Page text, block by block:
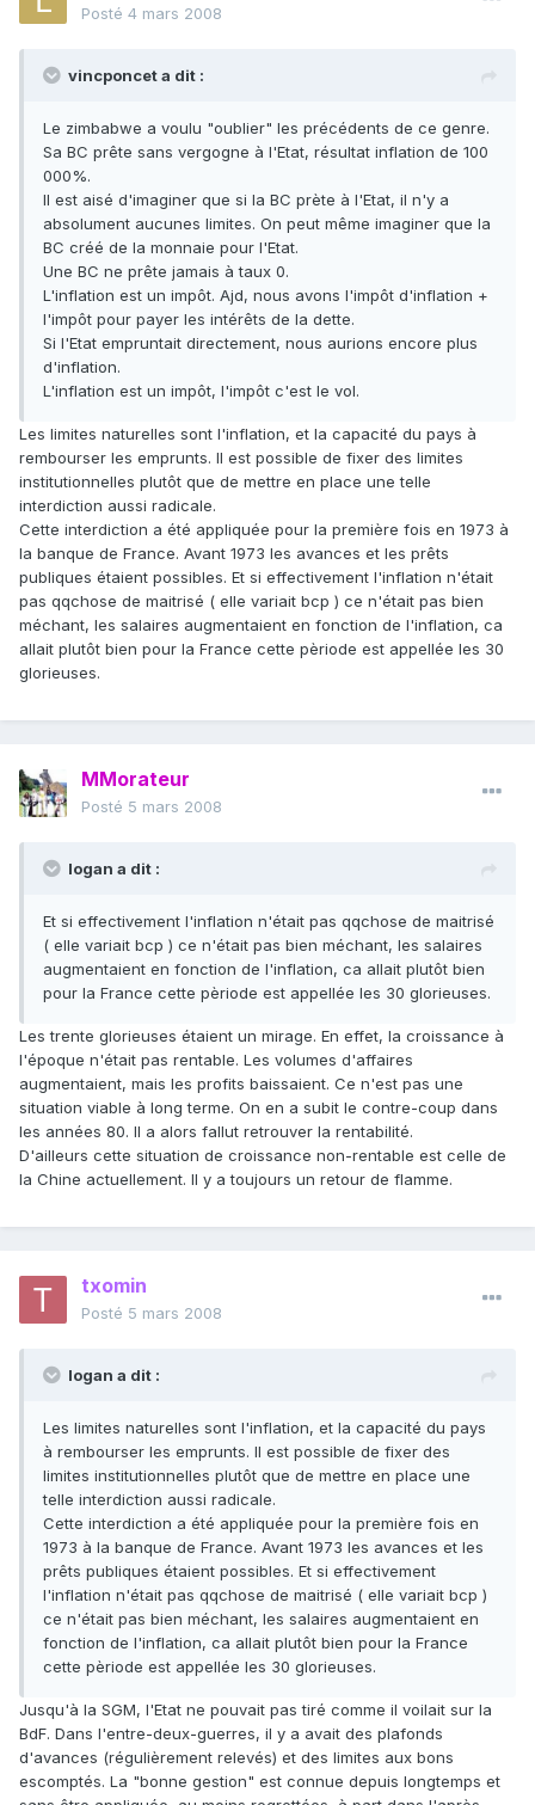
Posté 4 mars 2008
vincponcet a dit :
Le zimbabwe a voulu "oublier" les précédents de ce genre.
Sa BC prête sans vergogne à l'Etat, résultat inflation de 100
000%.
Il est aisé d'imaginer que si la BC prète à l'Etat, il n'y a
absolument aucunes limites. On peut même imaginer que la
BC créé de la monnaie pour l'Etat.
Une BC ne prête jamais à taux 0.
L'inflation est un impôt. Ajd, nous avons l'impôt d'inflation +
l'impôt pour payer les intérêts de la dette.
Si l'Etat empruntait directement, nous aurions encore plus
d'inflation.
L'inflation est un impôt, l'impôt c'est le vol.
Les limites naturelles sont l'inflation, et la capacité du pays à
rembourser les emprunts. Il est possible de fixer des limites
institutionnelles plutôt que de mettre en place une telle
interdiction aussi radicale.
Cette interdiction a été appliquée pour la première fois en 1973 à
la banque de France. Avant 1973 les avances et les prêts
publiques étaient possibles. Et si effectivement l'inflation n'était
pas qqchose de maitrisé ( elle variait bcp ) ce n'était pas bien
méchant, les salaires augmentaient en fonction de l'inflation, ca
allait plutôt bien pour la France cette pèriode est appellée les 30
glorieuses.
MMorateur
Posté 5 mars 2008
logan a dit :
Et si effectivement l'inflation n'était pas qqchose de maitrisé
( elle variait bcp ) ce n'était pas bien méchant, les salaires
augmentaient en fonction de l'inflation, ca allait plutôt bien
pour la France cette pèriode est appellée les 30 glorieuses.
Les trente glorieuses étaient un mirage. En effet, la croissance à
l'époque n'était pas rentable. Les volumes d'affaires
augmentaient, mais les profits baissaient. Ce n'est pas une
situation viable à long terme. On en a subit le contre-coup dans
les années 80. Il a alors fallut retrouver la rentabilité.
D'ailleurs cette situation de croissance non-rentable est celle de
la Chine actuellement. Il y a toujours un retour de flamme.
txomin
Posté 5 mars 2008
logan a dit :
Les limites naturelles sont l'inflation, et la capacité du pays
à rembourser les emprunts. Il est possible de fixer des
limites institutionnelles plutôt que de mettre en place une
telle interdiction aussi radicale.
Cette interdiction a été appliquée pour la première fois en
1973 à la banque de France. Avant 1973 les avances et les
prêts publiques étaient possibles. Et si effectivement
l'inflation n'était pas qqchose de maitrisé ( elle variait bcp )
ce n'était pas bien méchant, les salaires augmentaient en
fonction de l'inflation, ca allait plutôt bien pour la France
cette pèriode est appellée les 30 glorieuses.
Jusqu'à la SGM, l'Etat ne pouvait pas tiré comme il voilait sur la
BdF. Dans l'entre-deux-guerres, il y a avait des plafonds
d'avances (régulièrement relevés) et des limites aux bons
escomptés. La "bonne gestion" est connue depuis longtemps et